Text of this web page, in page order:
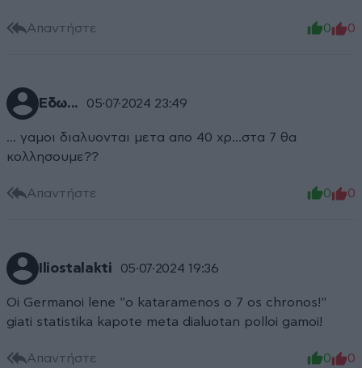
Απαντήστε 0 0
Εδω... 05·07·2024 23:49
... γαμοι διαλυονται μετα απο 40 χρ...στα 7 θα
κολλησουμε??
Απαντήστε 0 0
Iliostalakti 05·07·2024 19:36
Oi Germanoi lene "o kataramenos o 7 os chronos!"
giati statistika kapote meta dialuotan polloi gamoi!
Απαντήστε 0 0